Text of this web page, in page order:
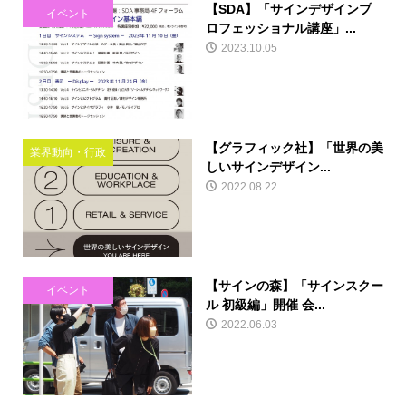
イベント
【SDA】「サインデザインプ
ロフェッショナル講座」...
2023.10.05
業界動向・行政
【グラフィック社】「世界の美
しいサインデザイン...
2022.08.22
イベント
【サインの森】「サインスクー
ル 初級編」開催 会...
2022.06.03